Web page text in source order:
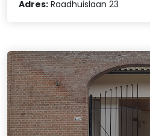
Adres: Raadhuislaan 23